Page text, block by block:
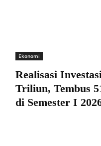
Ekonomi
Realisasi
Triliun, Tembus
di Semester I